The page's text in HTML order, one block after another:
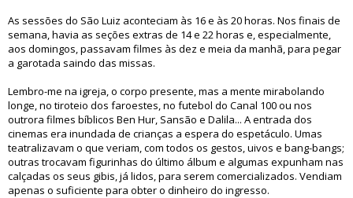
As sessões do São Luiz aconteciam às 16 e às 20 horas. Nos finais de
semana, havia as seções extras de 14 e 22 horas e, especialmente,
aos domingos, passavam filmes às dez e meia da manhã, para pegar
a garotada saindo das missas.
Lembro-me na igreja, o corpo presente, mas a mente mirabolando
longe, no tiroteio dos faroestes, no futebol do Canal 100 ou nos
outrora filmes bíblicos Ben Hur, Sansão e Dalila... A entrada dos
cinemas era inundada de crianças a espera do espetáculo. Umas
teatralizavam o que veriam, com todos os gestos, uivos e bang-bangs;
outras trocavam figurinhas do último álbum e algumas expunham nas
calçadas os seus gibis, já lidos, para serem comercializados. Vendiam
apenas o suficiente para obter o dinheiro do ingresso.